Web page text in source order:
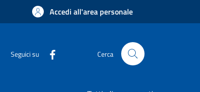
Accedi all'area personale
Seguici su Cerca